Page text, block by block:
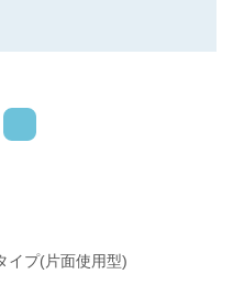
イプ(片面使用型)